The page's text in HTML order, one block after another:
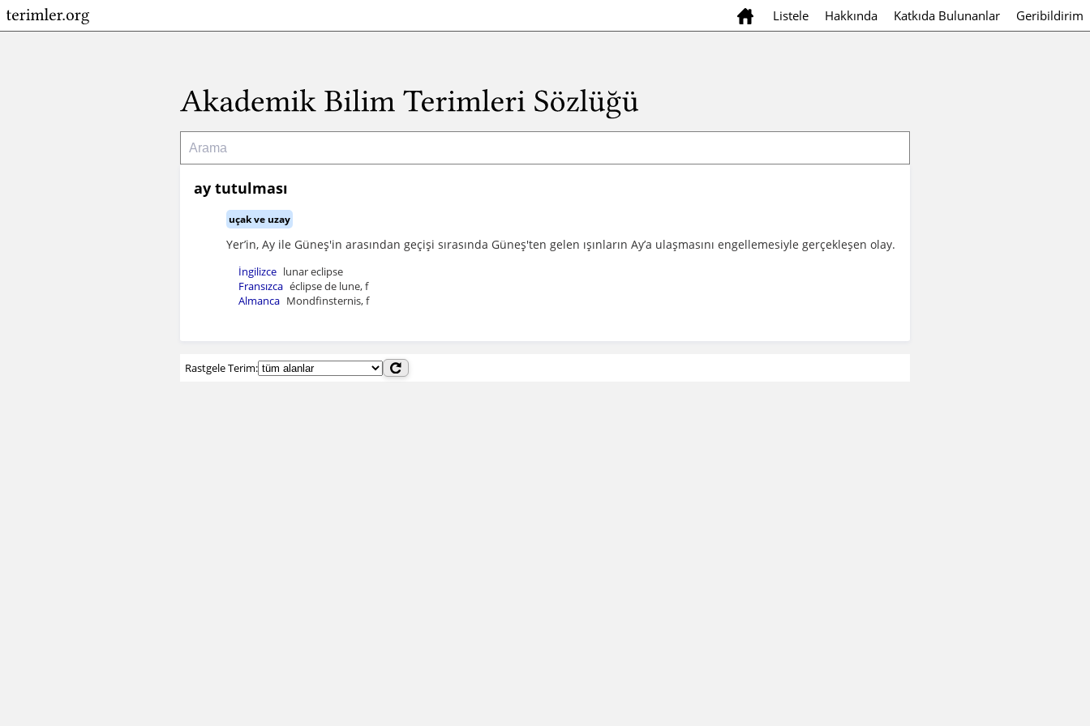
Listele Hakkında Katkıda Bulunanlar Geribildirim
ay tutulması
uçak ve uzay
Yer’in, Ay ile Güneş'in arasından geçişi sırasında Güneş'ten gelen ışınların Ay’a ulaşmasını engellemesiyle gerçekleşen olay.
İngilizce lunar eclipse
Fransızca éclipse de lune, f
Almanca Mondfinsternis, f
Rastgele Terim: